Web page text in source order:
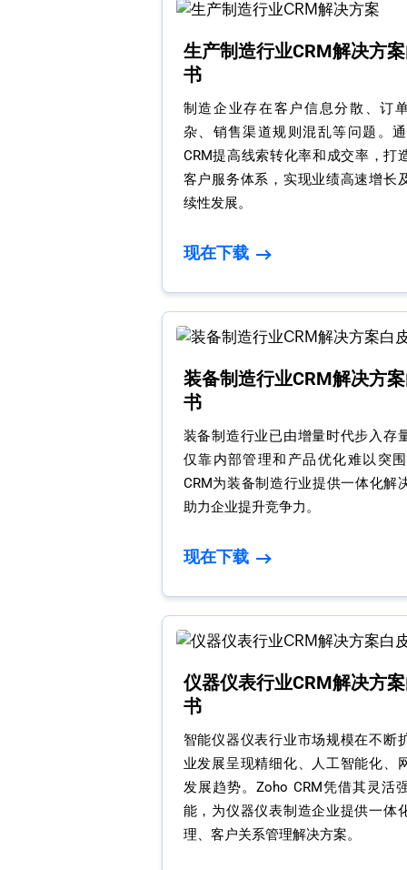
生产制造行业CRM解决方
书
制造企业存在客户信息分散、订
杂、销售渠道规则混乱等问题。
CRM提高线索转化率和成交率，打
客户服务体系，实现业绩高速增长
续性发展。
现在下载
装备制造行业CRM解决方
书
装备制造行业已由增量时代步入存
仅靠内部管理和产品优化难以突
CRM为装备制造行业提供一体化解
助力企业提升竞争力。
现在下载
仪器仪表行业CRM解决方
书
智能仪器仪表行业市场规模在不断
业发展呈现精细化、人工智能化、
发展趋势。Zoho CRM凭借其灵活
能，为仪器仪表制造企业提供一体
理、客户关系管理解决方案。